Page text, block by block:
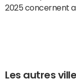
2025 concernent
Les autres